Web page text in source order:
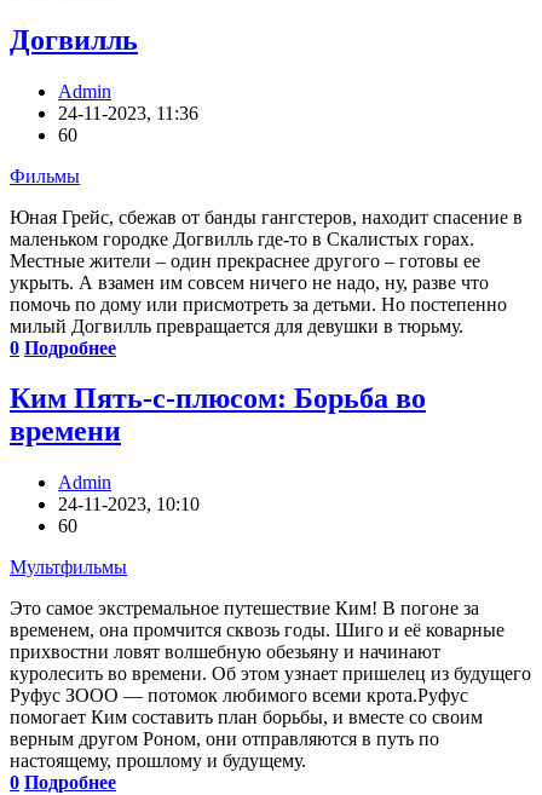
Догвилль
Admin
24-11-2023, 11:36
60
Фильмы
Юная Грейс, сбежав от банды гангстеров, находит спасение в
маленьком городке Догвилль где-то в Скалистых горах.
Местные жители – один прекраснее другого – готовы ее
укрыть. А взамен им совсем ничего не надо, ну, разве что
помочь по дому или присмотреть за детьми. Но постепенно
милый Догвилль превращается для девушки в тюрьму.
0 Подробнее
Ким Пять-с-плюсом: Борьба во
времени
Admin
24-11-2023, 10:10
60
Мультфильмы
Это самое экстремальное путешествие Ким! В погоне за
временем, она промчится сквозь годы. Шиго и её коварные
прихвостни ловят волшебную обезьяну и начинают
куролесить во времени. Об этом узнает пришелец из будущего
Руфус ЗООО — потомок любимого всеми крота.Руфус
помогает Ким составить план борьбы, и вместе со своим
верным другом Роном, они отправляются в путь по
настоящему, прошлому и будущему.
0 Подробнее